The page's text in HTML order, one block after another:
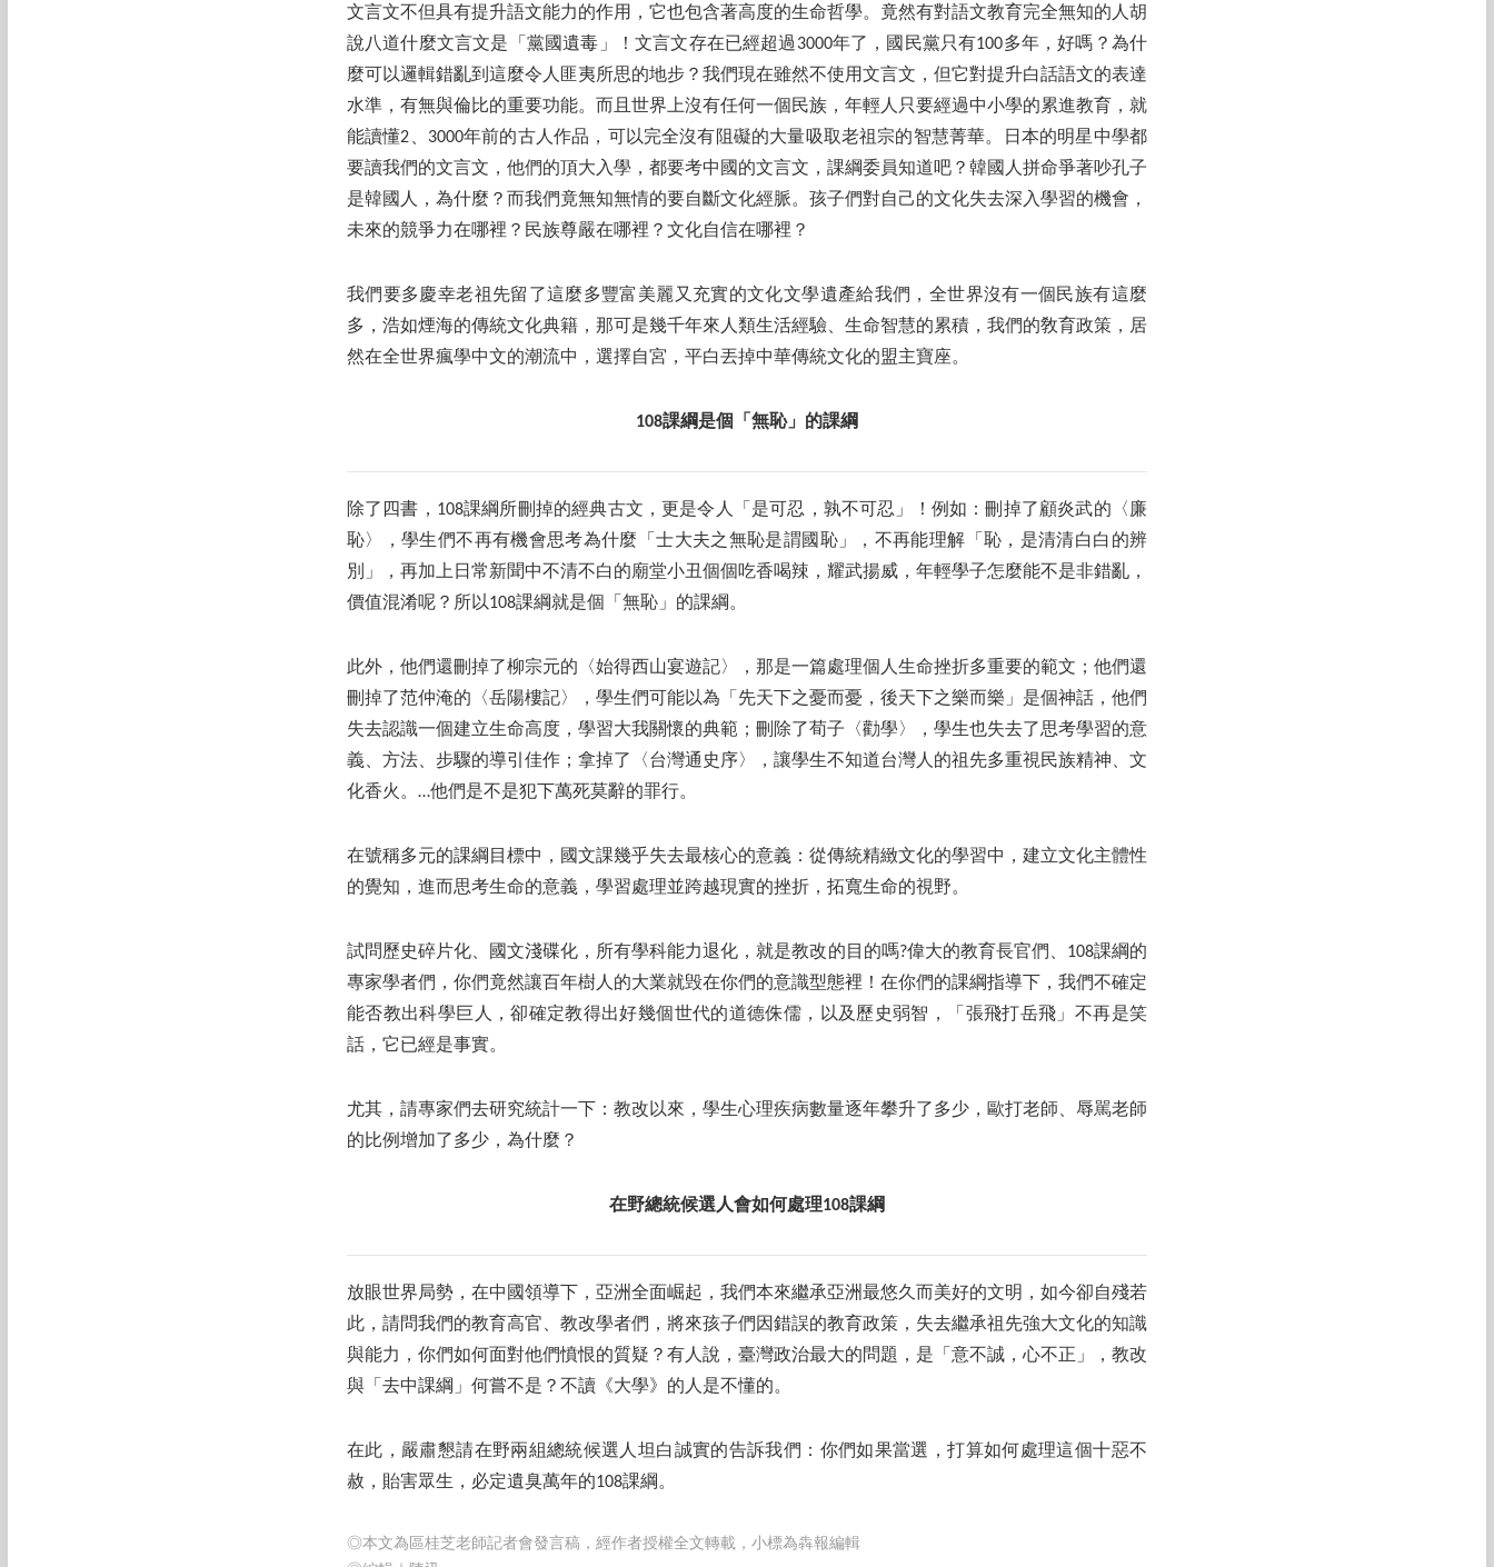
文言文不但具有提升語文能力的作用，它也包含著高度的生命哲學。竟然有對語文教育完全無知的人胡
說八道什麼文言文是「黨國遺毒」！文言文存在已經超過3000年了，國民黨只有100多年，好嗎？為什
麼可以邏輯錯亂到這麼令人匪夷所思的地步？我們現在雖然不使用文言文，但它對提升白話語文的表達
水準，有無與倫比的重要功能。而且世界上沒有任何一個民族，年輕人只要經過中小學的累進教育，就
能讀懂2、3000年前的古人作品，可以完全沒有阻礙的大量吸取老祖宗的智慧菁華。日本的明星中學都
要讀我們的文言文，他們的頂大入學，都要考中國的文言文，課綱委員知道吧？韓國人拼命爭著吵孔子
是韓國人，為什麼？而我們竟無知無情的要自斷文化經脈。孩子們對自己的文化失去深入學習的機會，
未來的競爭力在哪裡？民族尊嚴在哪裡？文化自信在哪裡？
我們要多慶幸老祖先留了這麼多豐富美麗又充實的文化文學遺產給我們，全世界沒有一個民族有這麼
多，浩如煙海的傳統文化典籍，那可是幾千年來人類生活經驗、生命智慧的累積，我們的敎育政策，居
然在全世界瘋學中文的潮流中，選擇自宮，平白丟掉中華傳統文化的盟主寶座。
108課綱是個「無恥」的課綱
除了四書，108課綱所刪掉的經典古文，更是令人「是可忍，孰不可忍」！例如：刪掉了顧炎武的〈廉
恥〉，學生們不再有機會思考為什麼「士大夫之無恥是謂國恥」，不再能理解「恥，是清清白白的辨
別」，再加上日常新聞中不清不白的廟堂小丑個個吃香喝辣，耀武揚威，年輕學子怎麼能不是非錯亂，
價值混淆呢？所以108課綱就是個「無恥」的課綱。
此外，他們還刪掉了柳宗元的〈始得西山宴遊記〉，那是一篇處理個人生命挫折多重要的範文；他們還
刪掉了范仲淹的〈岳陽樓記〉，學生們可能以為「先天下之憂而憂，後天下之樂而樂」是個神話，他們
失去認識一個建立生命高度，學習大我關懷的典範；刪除了荀子〈勸學〉，學生也失去了思考學習的意
義、方法、步驟的導引佳作；拿掉了〈台灣通史序〉，讓學生不知道台灣人的祖先多重視民族精神、文
化香火。…他們是不是犯下萬死莫辭的罪行。
在號稱多元的課綱目標中，國文課幾乎失去最核心的意義：從傳統精緻文化的學習中，建立文化主體性
的覺知，進而思考生命的意義，學習處理並跨越現實的挫折，拓寬生命的視野。
試問歷史碎片化、國文淺碟化，所有學科能力退化，就是教改的目的嗎?偉大的教育長官們、108課綱的
專家學者們，你們竟然讓百年樹人的大業就毁在你們的意識型態裡！在你們的課綱指導下，我們不確定
能否教出科學巨人，卻確定教得出好幾個世代的道德侏儒，以及歷史弱智，「張飛打岳飛」不再是笑
話，它已經是事實。
尤其，請專家們去研究統計一下：教改以來，學生心理疾病數量逐年攀升了多少，歐打老師、辱駡老師
的比例增加了多少，為什麼？
在野總統候選人會如何處理108課綱
放眼世界局勢，在中國領導下，亞洲全面崛起，我們本來繼承亞洲最悠久而美好的文明，如今卻自殘若
此，請問我們的教育高官、教改學者們，將來孩子們因錯誤的教育政策，失去繼承祖先強大文化的知識
與能力，你們如何面對他們憤恨的質疑？有人說，臺灣政治最大的問題，是「意不誠，心不正」，教改
與「去中課綱」何嘗不是？不讀《大學》的人是不懂的。
在此，嚴肅懇請在野兩組總統候選人坦白誠實的告訴我們：你們如果當選，打算如何處理這個十惡不
赦，貽害眾生，必定遺臭萬年的108課綱。
◎本文為區桂芝老師記者會發言稿，經作者授權全文轉載，小標為犇報編輯